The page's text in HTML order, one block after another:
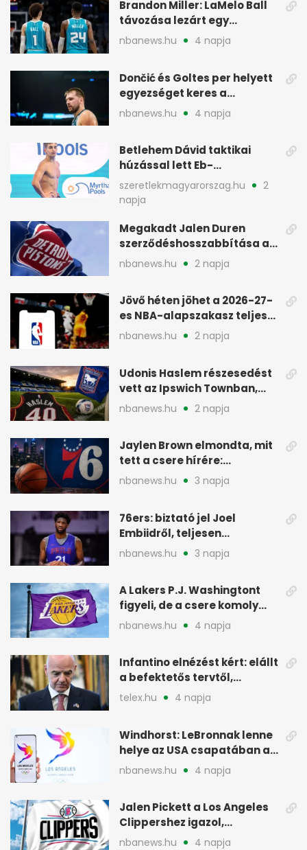
Brandon Miller: LaMelo Ball
távozása lezárt egy
korszakot a Hornetsnél
nbanews.hu 4 napja
Dončić és Goltes per helyett
egyezséget keres a
gyerekügyben
nbanews.hu 4 napja
Betlehem Dávid taktikai
húzással lett Eb-
aranyérmes Párizsban
szeretlekmagyarorszag.hu
2
napja
Megakadt Jalen Duren
szerződéshosszabbítása a
Detroit Pistonsnál
nbanews.hu 2 napja
Jövő héten jöhet a 2026-27-
es NBA-alapszakasz teljes
menetrendje
nbanews.hu 2 napja
Udonis Haslem részesedést
vett az Ipswich Townban,
Premier League-szereplés
nbanews.hu 2 napja
Jaylen Brown elmondta, mit
tett a csere hírére:
elhajította a telefonját
nbanews.hu 3 napja
76ers: biztató jel Joel
Embiidről, teljesen
egészségesen készül
nbanews.hu 3 napja
A Lakers P.J. Washingtont
figyeli, de a csere komoly
akadályokba ütközhet
nbanews.hu 4 napja
Infantino elnézést kért: elállt
a befektetős tervtől,
maradhat FIFA-elnök
telex.hu 4 napja
Windhorst: LeBronnak lenne
helye az USA csapatában a
2028-as olimpián
nbanews.hu 4 napja
Jalen Pickett a Los Angeles
Clippershez igazol,
kétirányú szerződéssel
nbanews.hu 4 napja